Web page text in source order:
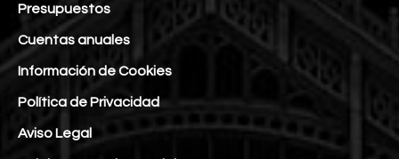
Presupuestos
Cuentas anuales
Información de Cookies
Política de Privacidad
Aviso Legal